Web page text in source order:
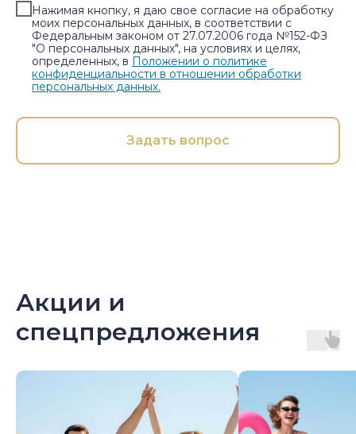
Нажимая кнопку, я даю свое согласие на обработку
моих персональных данных, в соответствии с
Федеральным законом от 27.07.2006 года №152-ФЗ
"О персональных данных", на условиях и целях,
определенных, в Положении о политике
конфиденциальности в отношении обработки
персональных данных.
Задать вопрос
Акции и
спецпредложения